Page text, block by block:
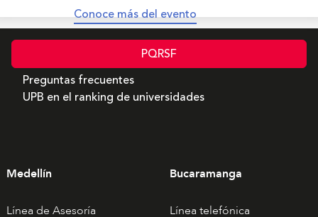
Conoce más del evento
PQRSF
Preguntas frecuentes
UPB en el ranking de universidades
Medellín
Línea de Asesoría
Bucaramanga
Línea telefónica